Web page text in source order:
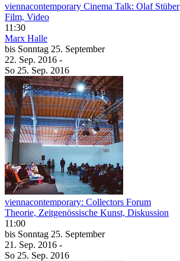
viennacontemporary Cinema Talk: Olaf Stüber
Film, Video
11:30
Marx Halle
bis Sonntag 25. September
22. Sep. 2016 -
So 25. Sep. 2016
viennacontemporary: Collectors Forum
Theorie, Zeitgenössische Kunst, Diskussion
11:00
bis Sonntag 25. September
21. Sep. 2016 -
So 25. Sep. 2016